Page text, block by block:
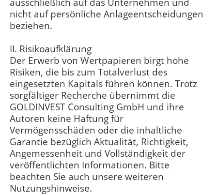
nicht auf persönliche Anlageentscheidungen
beziehen.
II. Risikoaufklärung
Der Erwerb von Wertpapieren birgt hohe
Risiken, die bis zum Totalverlust des
eingesetzten Kapitals führen können. Trotz
sorgfältiger Recherche übernimmt die
GOLDINVEST Consulting GmbH und ihre
Autoren keine Haftung für
Vermögensschäden oder die inhaltliche
Garantie bezüglich Aktualität, Richtigkeit,
Angemessenheit und Vollständigkeit der
veröffentlichten Informationen. Bitte
beachten Sie auch unsere weiteren
Nutzungshinweise.